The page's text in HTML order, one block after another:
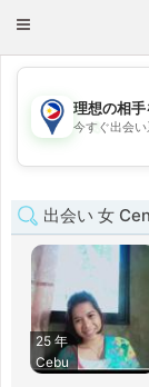
Toggle
💖
理想の相手
今すぐ出会い
出会い 女
25 年
Cebu